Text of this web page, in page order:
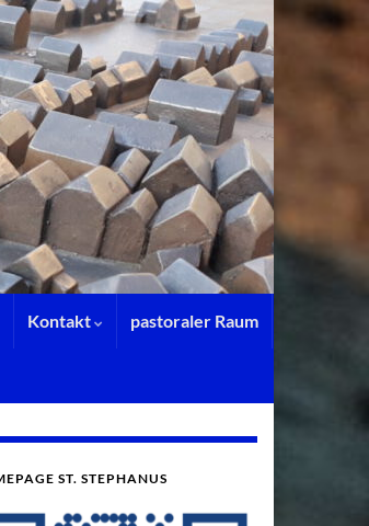
Kontakt pastoraler Raum
ST. STEPHANUS